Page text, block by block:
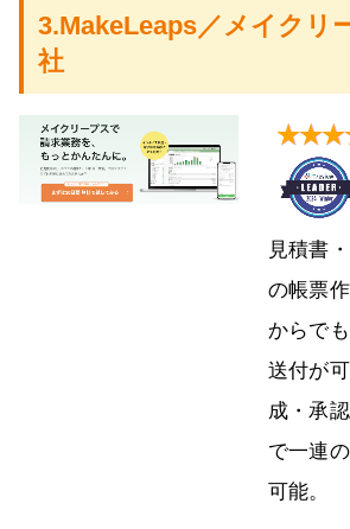
3.MakeLeaps／メイクリ
社
見積書
の帳票
からで
送付が
成・承
で一連
可能。